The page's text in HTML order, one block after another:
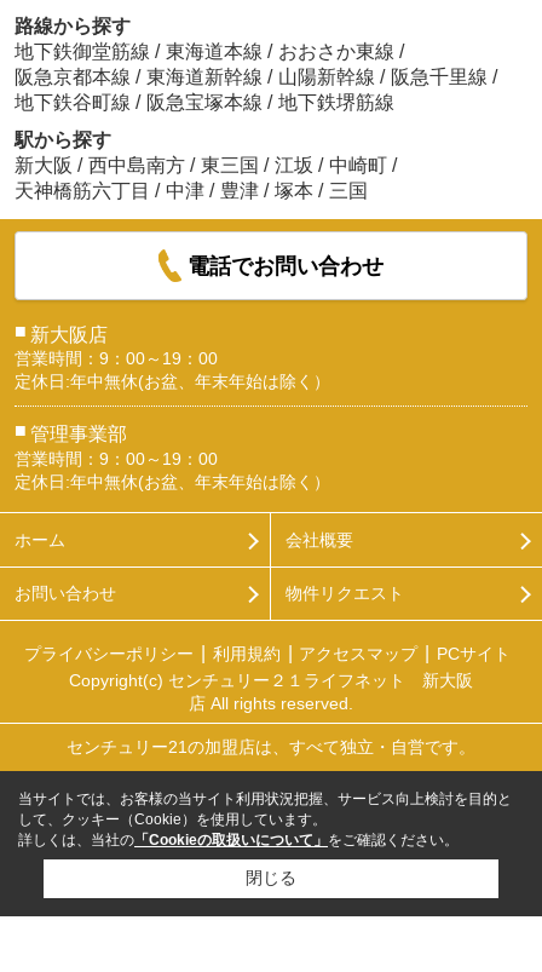
路線から探す
地下鉄御堂筋線 / 東海道本線 / おおさか東線 /
阪急京都本線 / 東海道新幹線 / 山陽新幹線 / 阪急千里線 /
地下鉄谷町線 / 阪急宝塚本線 / 地下鉄堺筋線
駅から探す
新大阪 / 西中島南方 / 東三国 / 江坂 / 中崎町 /
天神橋筋六丁目 / 中津 / 豊津 / 塚本 / 三国
電話でお問い合わせ
■ 新大阪店
営業時間：9：00～19：00
定休日:年中無休(お盆、年末年始は除く）
■ 管理事業部
営業時間：9：00～19：00
定休日:年中無休(お盆、年末年始は除く）
ホーム 会社概要
お問い合わせ 物件リクエスト
プライバシーポリシー 利用規約 アクセスマップ
PCサイト
Copyright(c) センチュリー２１ライフネット 新大阪
店 All rights reserved.
センチュリー21の加盟店は、すべて独立・自営です。
当サイトでは、お客様の当サイト利用状況把握、サービス向上検討を目的と
して、クッキー（Cookie）を使用しています。
詳しくは、当社の 「Cookieの取扱いについて」 をご確認ください。
閉じる